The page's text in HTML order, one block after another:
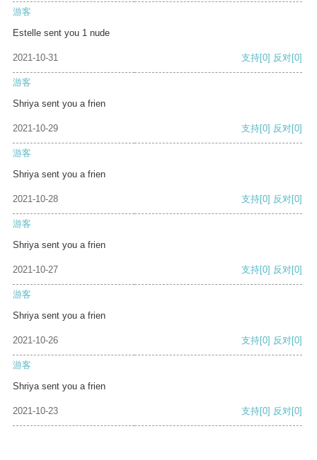
游客
Estelle sent you 1 nude
2021-10-31 支持[0] 反对[0]
游客
Shriya sent you a frien
2021-10-29 支持[0] 反对[0]
游客
Shriya sent you a frien
2021-10-28 支持[0] 反对[0]
游客
Shriya sent you a frien
2021-10-27 支持[0] 反对[0]
游客
Shriya sent you a frien
2021-10-26 支持[0] 反对[0]
游客
Shriya sent you a frien
2021-10-23 支持[0] 反对[0]